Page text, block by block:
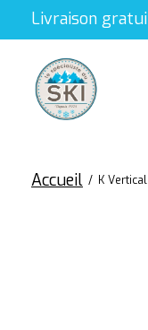
Livraison
Accueil / K